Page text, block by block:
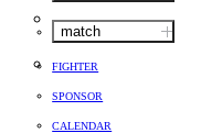
match
FIGHTER
SPONSOR
CALENDAR